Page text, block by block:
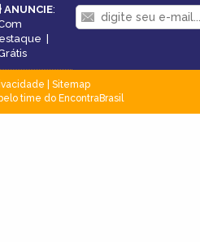
ANUNCIE:
|
Sitemap
time do EncontraBrasil